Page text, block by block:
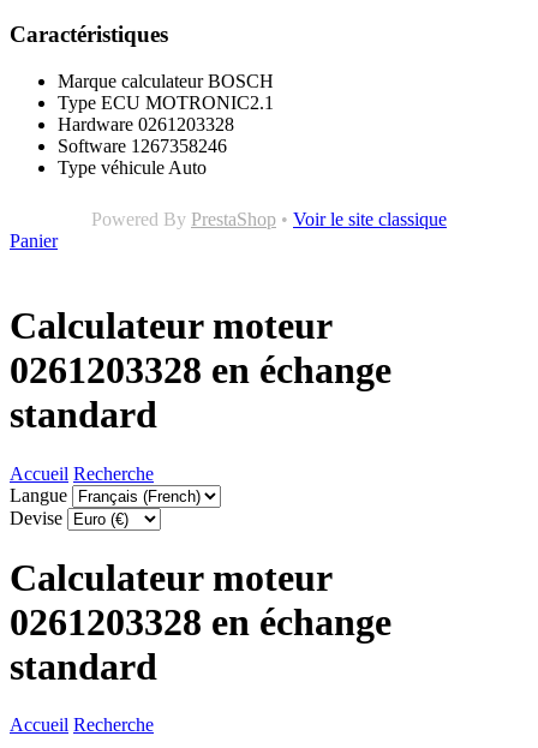
Caractéristiques
Marque calculateur BOSCH
Type ECU MOTRONIC2.1
Hardware 0261203328
Software 1267358246
Type véhicule Auto
Powered By PrestaShop • Voir le site classique
Panier
Calculateur moteur
0261203328 en échange
standard
Accueil Recherche
Langue
Devise
Calculateur moteur
0261203328 en échange
standard
Accueil Recherche